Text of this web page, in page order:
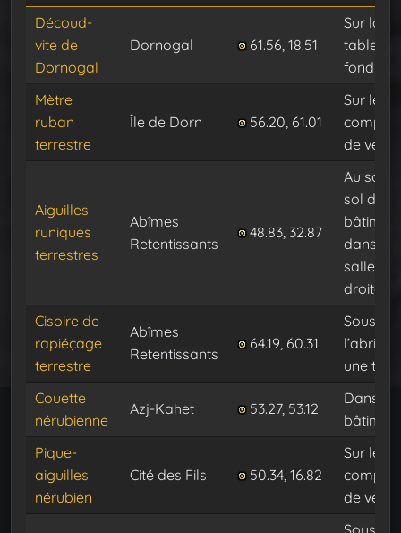
Découd-
vite de
Dornogal
Dornogal 61.56, 18.51
Sur la
table au
fond
Mètre
ruban
terrestre
Île de Dorn 56.20, 61.01
Sur le
de vente
Aiguilles
runiques
terrestres
Abîmes
Retentissants
48.83, 32.87
Au sous
sol du
dans la
salle de
droite
Cisoire de
rapiéçage
terrestre
Abîmes
Retentissants
64.19, 60.31
Sous
l’abri,
une
Couette
nérubienne
Azj-Kahet 53.27, 53.12
Dans le
Pique-
aiguilles
nérubien
Cité des Fils 50.34, 16.82
Sur le
de vente
Sous la